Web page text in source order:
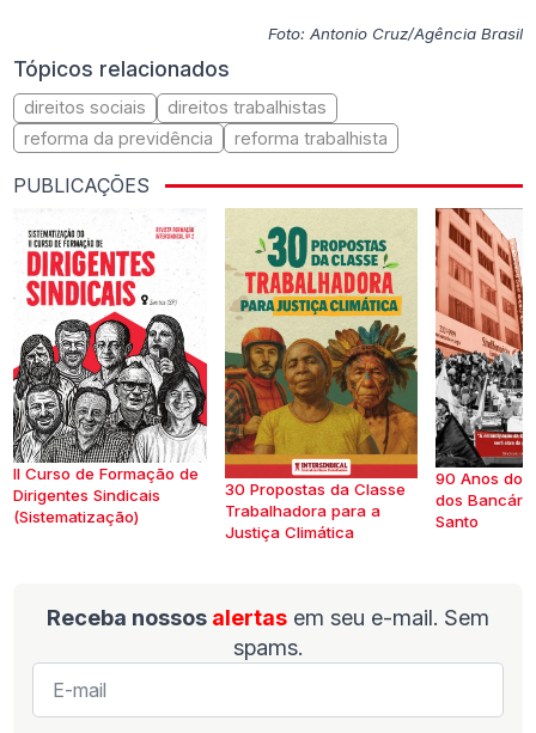
Foto: Antonio Cruz/Agência Brasil
Tópicos relacionados
direitos sociais
direitos trabalhistas
reforma da previdência
reforma trabalhista
PUBLICAÇÕES
II Curso de Formação de
Dirigentes Sindicais
(Sistematização)
30 Propostas da Classe
Trabalhadora para a
Justiça Climática
90 Anos do
dos
Santo
Receba nossos alertas em seu e-mail. Sem
spams.
E-
mail